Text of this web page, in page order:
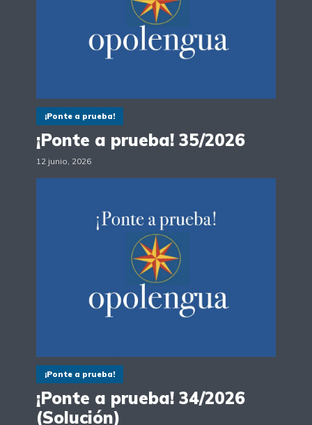
¡Ponte a prueba!
¡Ponte a prueba! 35/2026
12 junio, 2026
¡Ponte a prueba!
¡Ponte a prueba! 34/2026
(Solución)